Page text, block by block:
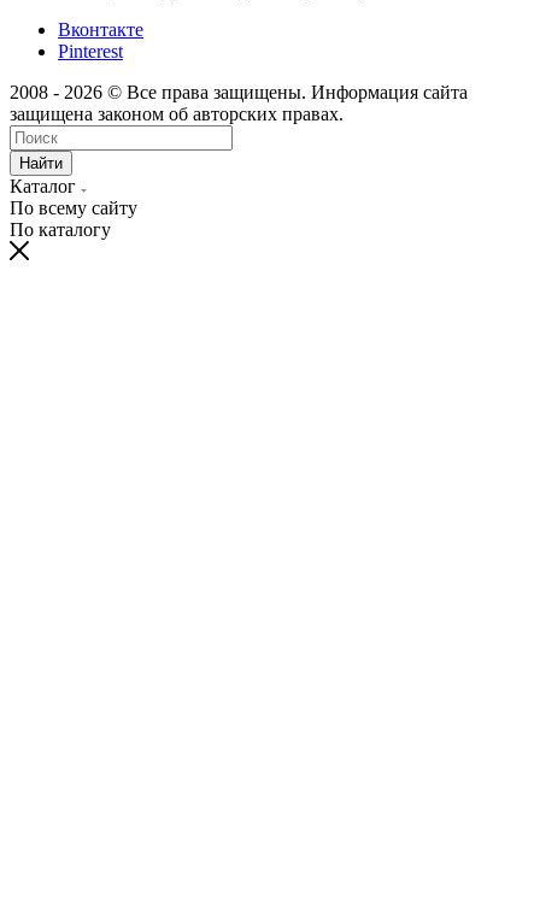
Вконтакте
Pinterest
2008 - 2026 © Все права защищены. Информация сайта
защищена законом об авторских правах.
Найти
Каталог
По всему сайту
По каталогу